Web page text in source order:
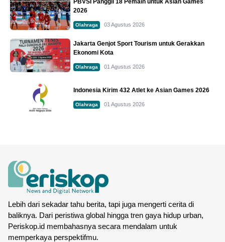
2026
Olahraga 03 Agustus 2026
Jakarta Genjot Sport Tourism untuk Gerakkan
Ekonomi Kota
Olahraga 01 Agustus 2026
Indonesia Kirim 432 Atlet ke Asian Games 2026
Olahraga 01 Agustus 2026
Lebih dari sekadar tahu berita, tapi juga mengerti cerita di
baliknya. Dari peristiwa global hingga tren gaya hidup urban,
Periskop.id membahasnya secara mendalam untuk
memperkaya perspektifmu.